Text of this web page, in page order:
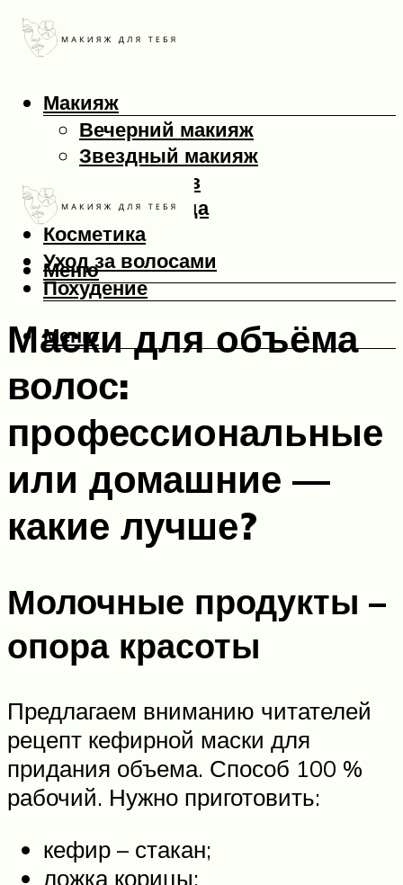
Макияж
Вечерний макияж
Звездный макияж
Макияж глаз
Макияж лица
Косметика
Уход за волосами
Похудение
Меню
Меню
Маски для объёма
волос:
профессиональные
или домашние —
какие лучше?
Молочные продукты –
опора красоты
Предлагаем вниманию читателей
рецепт кефирной маски для
придания объема. Способ 100 %
рабочий. Нужно приготовить:
кефир – стакан;
ложка корицы;